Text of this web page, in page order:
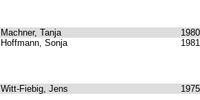
Machner, Tanja
1980
Hoffmann, Sonja 1981
Witt-Fiebig, Jens 1975